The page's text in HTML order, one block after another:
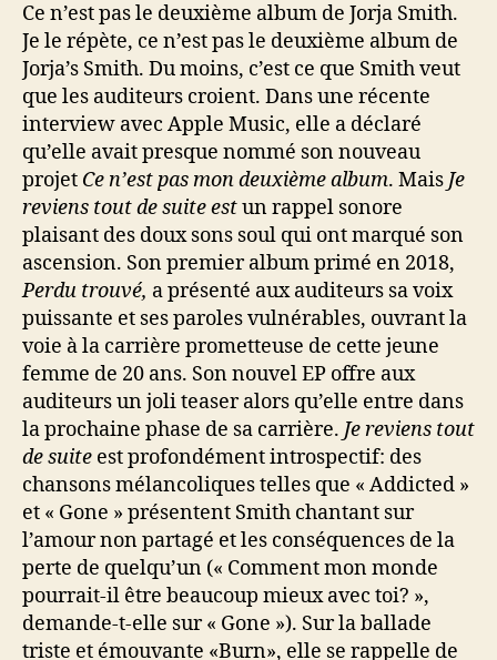
Ce n’est pas le deuxième album de Jorja Smith.
Je le répète, ce n’est pas le deuxième album de
Jorja’s Smith. Du moins, c’est ce que Smith veut
que les auditeurs croient. Dans une récente
interview avec Apple Music, elle a déclaré
qu’elle avait presque nommé son nouveau
projet Ce n’est pas mon deuxième album. Mais Je
reviens tout de suiteestun rappel sonore
plaisant des doux sons soul qui ont marqué son
ascension. Son premier album primé en 2018,
Perdu trouvé, a présenté aux auditeurs sa voix
puissante et ses paroles vulnérables, ouvrant la
voie à la carrière prometteuse de cette jeune
femme de 20 ans. Son nouvel EP offre aux
auditeurs un joli teaser alors qu’elle entre dans
la prochaine phase de sa carrière. Je reviens tout
de suite est profondément introspectif: des
chansons mélancoliques telles que « Addicted »
et « Gone » présentent Smith chantant sur
l’amour non partagé et les conséquences de la
perte de quelqu’un (« Comment mon monde
pourrait-il être beaucoup mieux avec toi? »,
demande-t-elle sur « Gone »). Sur la ballade
triste et émouvante «Burn», elle se rappelle de